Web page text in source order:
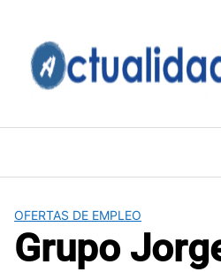
contenido
OFERTAS DE EMPLEO
Grupo